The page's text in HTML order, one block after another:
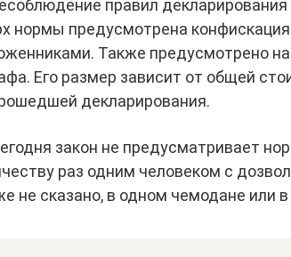
правил декларирования
нормы предусмотрена
Также предусмотрено
Его размер зависит от общей
декларирования.
закон не предусматривает
раз одним человеком с
не сказано, в одном чемодане или